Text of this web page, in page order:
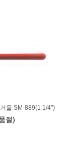
울 SM-889(1 1/4")
절)